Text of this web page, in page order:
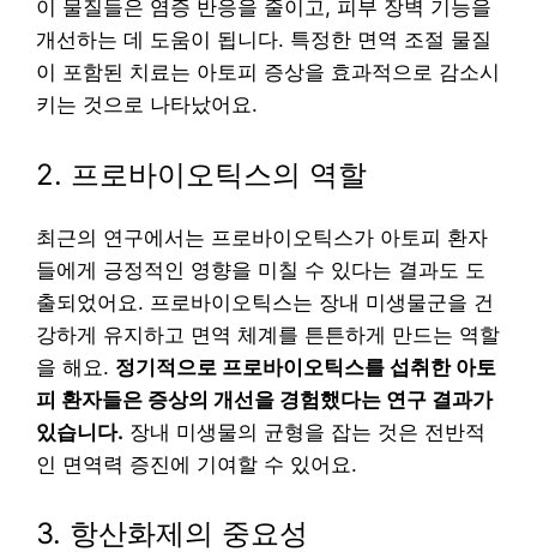
이 물질들은 염증 반응을 줄이고, 피부 장벽 기능을
개선하는 데 도움이 됩니다. 특정한 면역 조절 물질
이 포함된 치료는 아토피 증상을 효과적으로 감소시
키는 것으로 나타났어요.
2. 프로바이오틱스의 역할
최근의 연구에서는 프로바이오틱스가 아토피 환자
들에게 긍정적인 영향을 미칠 수 있다는 결과도 도
출되었어요. 프로바이오틱스는 장내 미생물군을 건
강하게 유지하고 면역 체계를 튼튼하게 만드는 역할
을 해요. 정기적으로 프로바이오틱스를 섭취한 아토
피 환자들은 증상의 개선을 경험했다는 연구 결과가
있습니다. 장내 미생물의 균형을 잡는 것은 전반적
인 면역력 증진에 기여할 수 있어요.
3. 항산화제의 중요성